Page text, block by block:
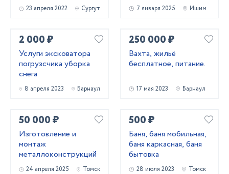
23 апреля 2022 Сургут 7 января 2025 Ишим
2 000 ₽
Услуги эксковатора
погрузсчика уборка
снега
8 апреля 2023 Барнаул
250 000 ₽
Вахта, жильё
бесплатное, питание.
17 мая 2023 Барнаул
50 000 ₽
Изготовление и
монтаж
металлоконструкций
24 апреля 2025 Томск
500 ₽
Баня, баня мобильная,
баня каркасная, баня
бытовка
28 июля 2023 Томск